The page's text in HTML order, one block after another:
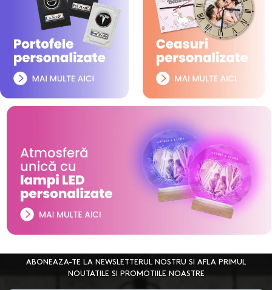
ABONEAZA-TE LA NEWSLETTERUL NOSTRU SI AFLA PRIMUL
NOUTATILE SI PROMOTIILE NOASTRE